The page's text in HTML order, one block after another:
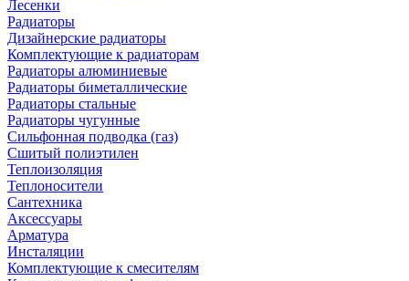
Лесенки
Радиаторы
Дизайнерские радиаторы
Комплектующие к радиаторам
Радиаторы алюминиевые
Радиаторы биметаллические
Радиаторы стальные
Радиаторы чугунные
Сильфонная подводка (газ)
Сшитый полиэтилен
Теплоизоляция
Теплоносители
Сантехника
Аксессуары
Арматура
Инсталяции
Комплектующие к смесителям